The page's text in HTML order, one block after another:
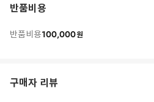
반품비용
반품비용100,000원
구매자 리뷰